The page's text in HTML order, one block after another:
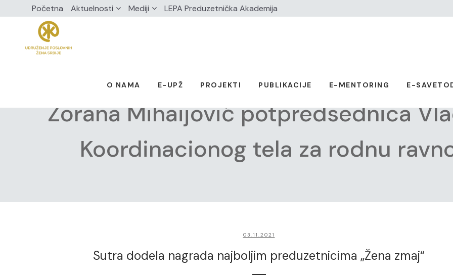
Početna Aktuelnosti Mediji LEPA Preduzetnička Akademija
O NAMA E-UPŽ PROJEKTI PUBLIKACIJE E-MENTORING E-
Zorana Mihaijović potpredsednica
Koordinacionog tela za rodnu
03.11.2021
Sutra dodela nagrada najboljim preduzetnicima „Žena zmaj“